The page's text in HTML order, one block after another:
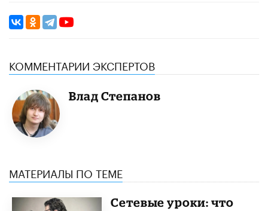
КОММЕНТАРИИ ЭКСПЕРТОВ
Влад Степанов
МАТЕРИАЛЫ ПО ТЕМЕ
Сетевые уроки: что